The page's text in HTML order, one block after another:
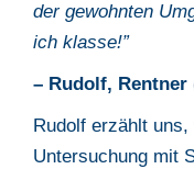
der gewohnten
ich klasse!”
– Rudolf, Rentner
Rudolf erzählt
Untersuchung mit